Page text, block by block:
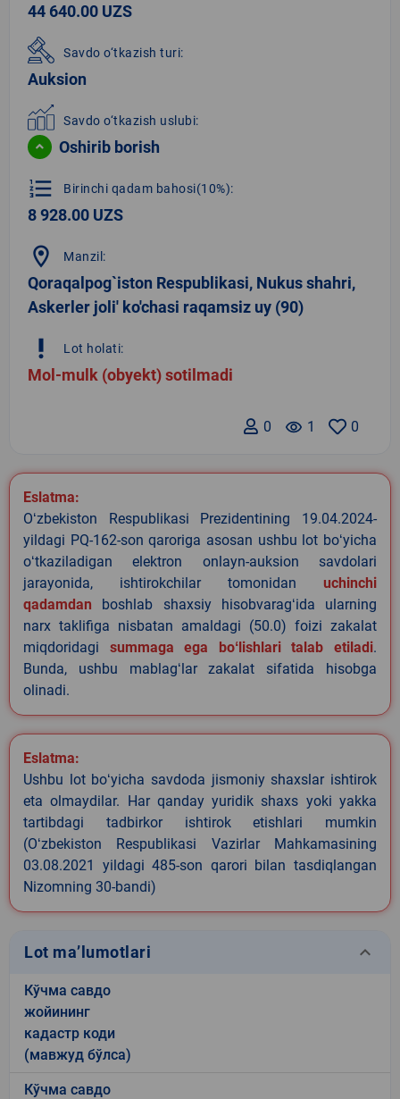
44 640.00 UZS
Savdo o‘tkazish turi:
Auksion
Savdo o‘tkazish uslubi:
Oshirib borish
format_list_numbered Birinchi qadam bahosi(10%):
8 928.00 UZS
location_on Manzil:
Qoraqalpog`iston Respublikasi, Nukus shahri,
Askerler joli' ko'chasi raqamsiz uy (90)
priority_high Lot holati:
Mol-mulk (obyekt) sotilmadi
0
remove_red_eye 1
0
Eslatma:
Oʻzbekiston Respublikasi Prezidentining 19.04.2024-
yildagi PQ-162-son qaroriga asosan ushbu lot boʻyicha
oʻtkaziladigan elektron onlayn-auksion savdolari
jarayonida, ishtirokchilar tomonidan uchinchi
qadamdan boshlab shaxsiy hisobvaragʻida ularning
narx taklifiga nisbatan amaldagi (50.0) foizi zakalat
miqdoridagi summaga ega boʻlishlari talab etiladi.
Bunda, ushbu mablagʻlar zakalat sifatida hisobga
olinadi.
Eslatma:
Ushbu lot boʻyicha savdoda jismoniy shaxslar ishtirok
eta olmaydilar. Har qanday yuridik shaxs yoki yakka
tartibdagi tadbirkor ishtirok etishlari mumkin
(Oʻzbekiston Respublikasi Vazirlar Mahkamasining
03.08.2021 yildagi 485-son qarori bilan tasdiqlangan
Nizomning 30-bandi)
Lot ma’lumotlari keyboard_arrow_down
Кўчма савдо
жойининг
кадастр коди
(мавжуд бўлса)
Кўчма савдо